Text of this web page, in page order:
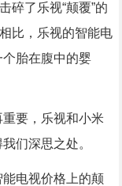
碎了乐视“颠覆”的
比，乐视的智能电
胎在腹中的婴
要，乐视和小米
们深思之处。
电视价格上的颠